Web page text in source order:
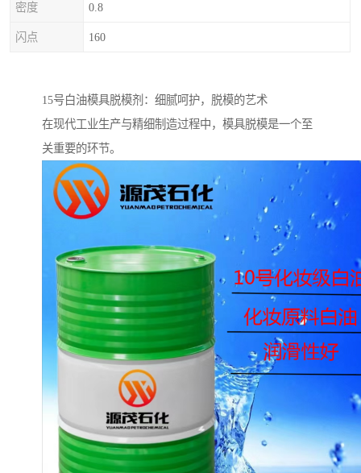
密度 0.8
闪点 160
15号白油模具脱模剂：细腻呵护，脱模的艺术
在现代工业生产与精细制造过程中，模具脱模是一个至
关重要的环节。